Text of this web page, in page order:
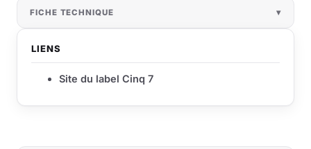
FICHE TECHNIQUE
LIENS
Site du label Cinq 7